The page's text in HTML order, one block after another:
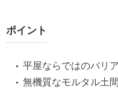
ポイント
平屋ならではのバリ
無機質なモルタル土